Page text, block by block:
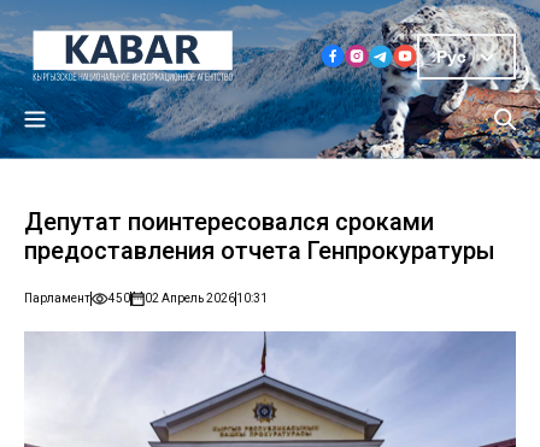
Рус
Депутат поинтересовался сроками
предоставления отчета Генпрокуратуры
Парламент 450 02 Апрель 202610:31